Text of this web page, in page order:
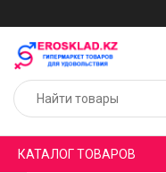
КАТАЛОГ ТОВАРОВ